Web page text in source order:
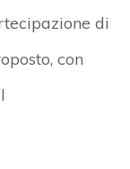
di
con